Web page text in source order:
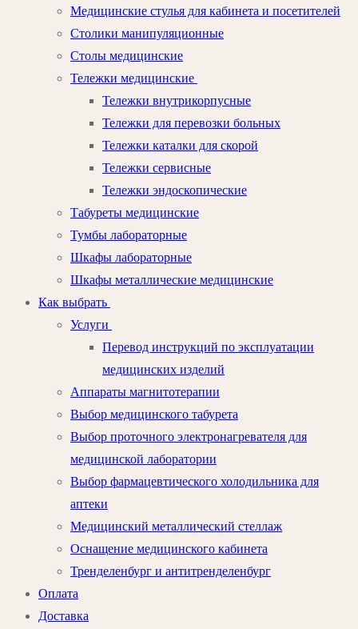
Медицинские стулья для кабинета и посетителей
Столики манипуляционные
Столы медицинские
Тележки медицинские
Тележки внутрикорпусные
Тележки для перевозки больных
Тележки каталки для скорой
Тележки сервисные
Тележки эндоскопические
Табуреты медицинские
Тумбы лабораторные
Шкафы лабораторные
Шкафы металлические медицинские
Как выбрать
Услуги
Перевод инструкций по эксплуатации
медицинских изделий
Аппараты магнитотерапии
Выбор медицинского табурета
Выбор проточного электронагревателя для
медицинской лаборатории
Выбор фармацевтического холодильника для
аптеки
Медицинский металлический стеллаж
Оснащение медицинского кабинета
Тренделенбург и антитренделенбург
Оплата
Доставка